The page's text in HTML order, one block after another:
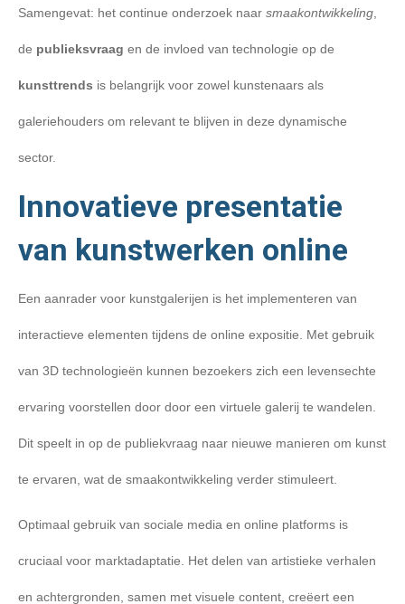
Samengevat: het continue onderzoek naar smaakontwikkeling
de publieksvraag en de invloed van technologie op de
kunsttrends is belangrijk voor zowel kunstenaars als
galeriehouders om relevant te blijven in deze dynamische
sector.
Innovatieve presentatie
van kunstwerken online
Een aanrader voor kunstgalerijen is het implementeren van
interactieve elementen tijdens de online expositie. Met gebruik
van 3D technologieën kunnen bezoekers zich een levensechte
ervaring voorstellen door door een virtuele galerij te wandelen.
Dit speelt in op de publiekvraag naar nieuwe manieren om kunst
te ervaren, wat de smaakontwikkeling verder stimuleert.
Optimaal gebruik van sociale media en online platforms is
cruciaal voor marktadaptatie. Het delen van artistieke verhalen
en achtergronden, samen met visuele content, creëert een